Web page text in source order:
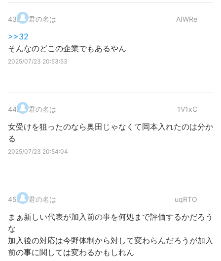
43. 君の名は AIWRe
>>32
そんなのどこの企業でもあるやん
2025/07/23 20:53:53
44. 君の名は 1V1xC
女受けを狙ったのなら奥田じゃなくて岡本入れたのは分か
る
2025/07/23 20:54:04
45. 君の名は uqRTO
まぁ新しい代表が加入前の事を何処まで評価するかだろう
な
加入後の対応は今野体制から対して変わらんだろうが加入
前の事に関しては変わるかもしれん